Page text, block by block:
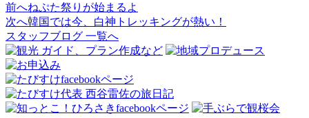
投
稿
ナ
ビ
ゲ
前へねぷた祭りが始まるよ
次へ韓国では今、白神トレッキングが熱い！
スタッフブログ 一覧へ